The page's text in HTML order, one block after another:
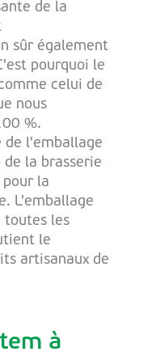
de la
sûr également
pourquoi le
celui de
nous
%.
de l'emballage
la brasserie
la
L'emballage
toutes les
le
artisanaux de
à